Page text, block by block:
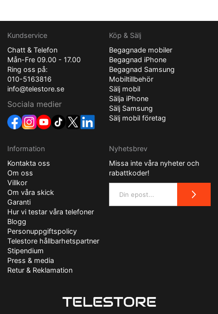
Kundservice
Chatt & Telefon
Mån-Fre 09.00 - 17.00
Ring oss på:
010-5163816
info@telestore.se
Sociala medier
Köp & Sälj
Begagnade mobiler
Begagnad iPhone
Begagnad Samsung
Mobiltillbehör
Sälj mobil
Sälja iPhone
Sälj Samsung
Sälj mobil företag
Information
Kontakta oss
Om oss
Villkor
Om våra skick
Garanti
Hur vi testar våra telefoner
Blogg
Personuppgiftspolicy
Telestore hållbarhetspartner
Stipendium
Press & media
Retur & Reklamation
Nyhetsbrev
Missa inte våra nyheter och
rabattkoder!